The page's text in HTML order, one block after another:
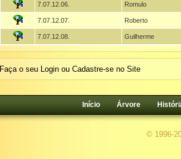
7.07.12.06. Romulo
7.07.12.07. Roberto
7.07.12.08. Guilherme
Faça o seu Login ou Cadastre-se no Site
Início Árvore
© 1996-